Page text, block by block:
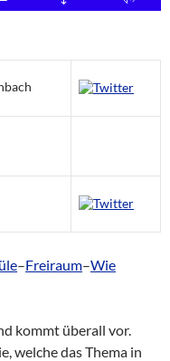
–Freiraum–Wie
kommt überall vor.
welche das Thema in